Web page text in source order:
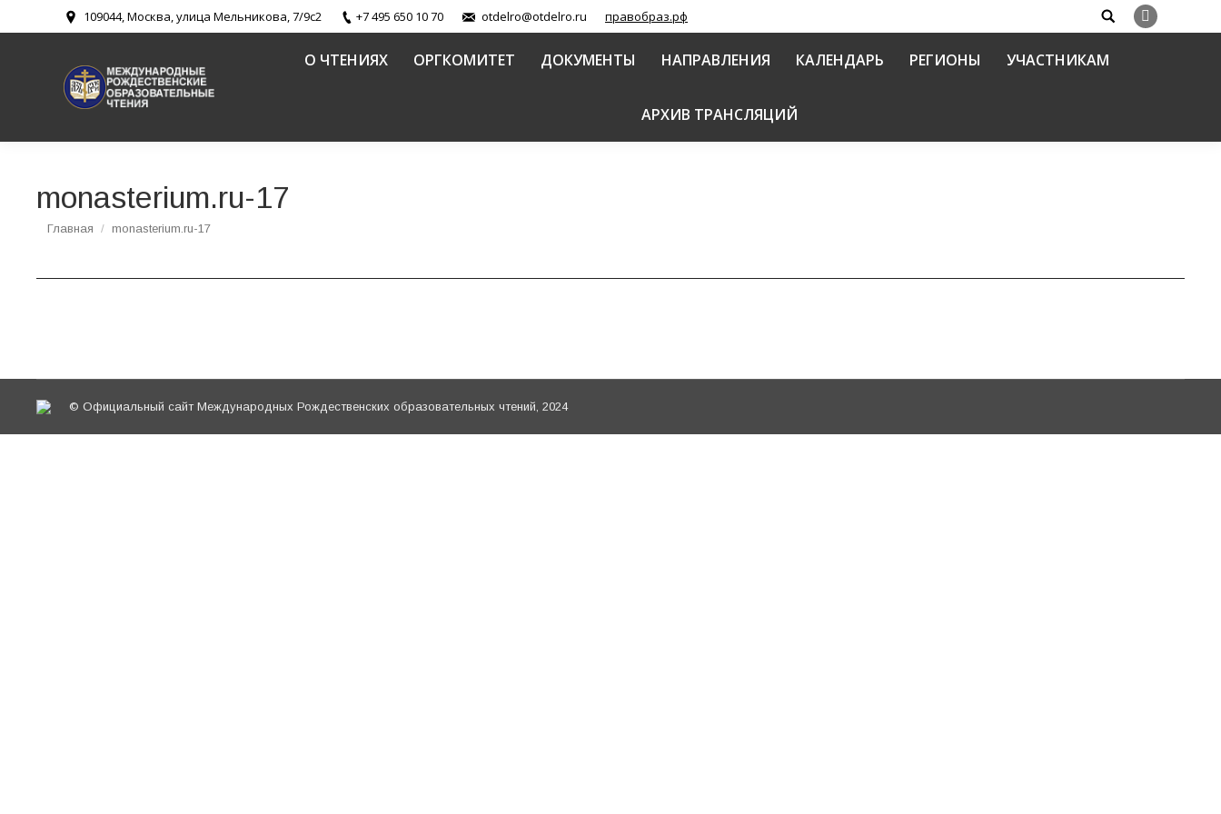
109044, Москва, улица Мельникова, 7/9с2 +7 495 650 10 70 otdelro@otdelro.ru правобраз.рф Search:
Вконтакте
О ЧТЕНИЯХ ОРГКОМИТЕТ ДОКУМЕНТЫ НАПРАВЛЕНИЯ КАЛЕНДАРЬ РЕГИОНЫ УЧАСТНИКАМ
АРХИВ ТРАНСЛЯЦИЙ
monasterium.ru-17
Вы здесь:
Главная monasterium.ru-17
© Официальный сайт Международных Рождественских образовательных чтений, 2024